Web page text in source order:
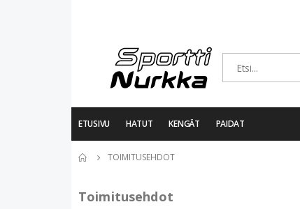
ETUSIVU HATUT KENGÄT PAIDAT
TOIMITUSEHDOT
Toimitusehdot